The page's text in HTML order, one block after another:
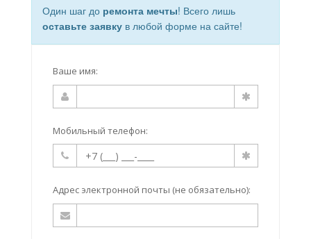
Один шаг до ремонта мечты! Всего лишь
оставьте заявку в любой форме на сайте!
Ваше имя:
Мобильный телефон:
Адрес электронной почты (не обязательно):